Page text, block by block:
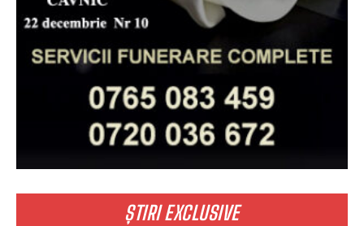
ȘTIRI EXCLUSIVE